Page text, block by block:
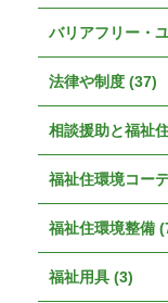
バリアフリー・
法律や制度 (37)
相談援助と福祉
福祉住環境コー
福祉住環境整備
福祉用具 (3)